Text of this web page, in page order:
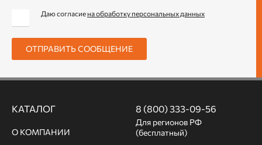
Даю согласие на обработку персональных данных
ОТПРАВИТЬ СООБЩЕНИЕ
КАТАЛОГ
О КОМПАНИИ
8 (800) 333-09-56
Для регионов РФ
(бесплатный)